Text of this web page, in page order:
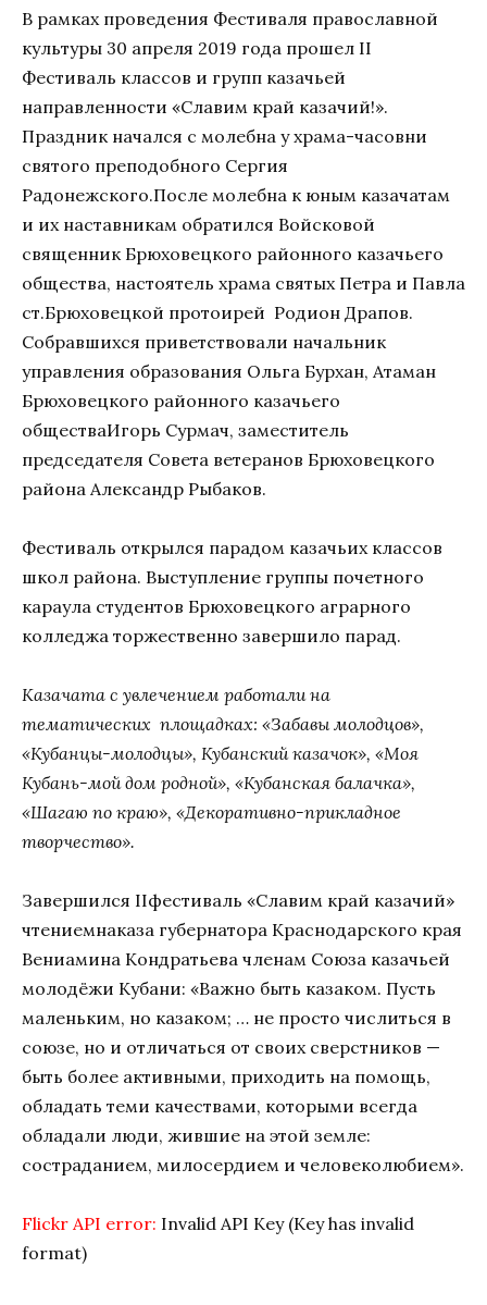
В рамках проведения Фестиваля православной
культуры 30 апреля 2019 года прошел II
Фестиваль классов и групп казачьей
направленности «Славим край казачий!».
Праздник начался с молебна у храма-часовни
святого преподобного Сергия
Радонежского.После молебна к юным казачатам
и их наставникам обратился Войсковой
священник Брюховецкого районного казачьего
общества, настоятель храма святых Петра и Павла
ст.Брюховецкой протоирей Родион Драпов.
Собравшихся приветствовали начальник
управления образования Ольга Бурхан, Атаман
Брюховецкого районного казачьего
обществаИгорь Сурмач, заместитель
председателя Совета ветеранов Брюховецкого
района Александр Рыбаков.
Фестиваль открылся парадом казачьих классов
школ района. Выступление группы почетного
караула студентов Брюховецкого аграрного
колледжа торжественно завершило парад.
Казачата с увлечением работали на
тематических площадках: «Забавы молодцов»,
«Кубанцы-молодцы», Кубанский казачок», «Моя
Кубань-мой дом родной», «Кубанская балачка»,
«Шагаю по краю», «Декоративно-прикладное
творчество».
Завершился IIфестиваль «Славим край казачий»
чтениемнаказа губернатора Краснодарского края
Вениамина Кондратьева членам Союза казачьей
молодёжи Кубани: «Важно быть казаком. Пусть
маленьким, но казаком; … не просто числиться в
союзе, но и отличаться от своих сверстников —
быть более активными, приходить на помощь,
обладать теми качествами, которыми всегда
обладали люди, жившие на этой земле:
состраданием, милосердием и человеколюбием».
Flickr API error: Invalid API Key (Key has invalid
format)